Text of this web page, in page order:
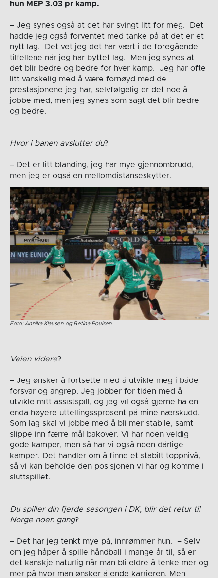
hun MEP 3.03 pr kamp.
– Jeg synes også at det har svingt litt for meg. Det
hadde jeg også forventet med tanke på at det er et
nytt lag. Det vet jeg det har vært i de foregående
tilfellene når jeg har byttet lag. Men jeg synes at
det blir bedre og bedre for hver kamp. Jeg har ofte
litt vanskelig med å være fornøyd med de
prestasjonene jeg har, selvfølgelig er det noe å
jobbe med, men jeg synes som sagt det blir bedre
og bedre.
Hvor i banen avslutter du?
– Det er litt blanding, jeg har mye gjennombrudd,
men jeg er også en mellomdistanseskytter.
Foto: Annika Klausen og Betina Poulsen
Veien videre?
– Jeg ønsker å fortsette med å utvikle meg i både
forsvar og angrep. Jeg jobber for tiden med å
utvikle mitt assistspill, og jeg vil også gjerne ha en
enda høyere uttellingssprosent på mine nærskudd.
Som lag skal vi jobbe med å bli mer stabile, samt
slippe inn færre mål bakover. Vi har noen veldig
gode kamper, men så har vi også noen dårlige
kamper. Det handler om å finne et stabilt toppnivå,
så vi kan beholde den posisjonen vi har og komme i
sluttspillet.
Du spiller din fjerde sesongen i DK, blir det retur til
Norge noen gang?
– Det har jeg tenkt mye på, innrømmer hun. – Selv
om jeg håper å spille håndball i mange år til, så er
det kanskje naturlig når man bli eldre å tenke mer og
mer på hvor man ønsker å ende karrieren. Men